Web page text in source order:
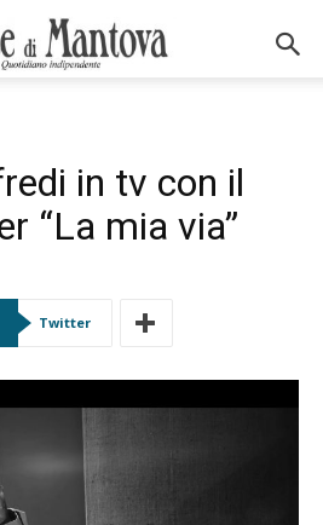
in tv con il
“La mia via”
Twitter